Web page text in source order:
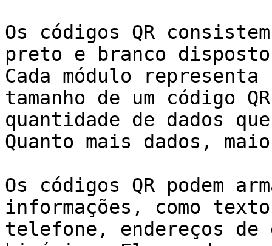
Os códigos QR
preto e branco
Cada módulo
tamanho de um código
quantidade de dados
Quanto mais dados,
Os códigos QR podem
informações, como
telefone, endereços de